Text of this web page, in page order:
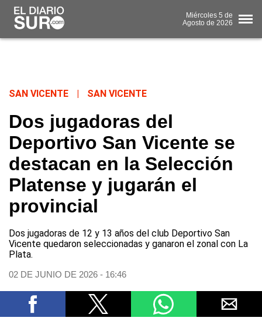
Miércoles 5 de
Agosto de 2026
SAN VICENTE SAN VICENTE
Dos jugadoras del
Deportivo San Vicente se
destacan en la Selección
Platense y jugarán el
provincial
Dos jugadoras de 12 y 13 años del club Deportivo San
Vicente quedaron seleccionadas y ganaron el zonal con La
Plata.
02 DE JUNIO DE 2026 - 16:46